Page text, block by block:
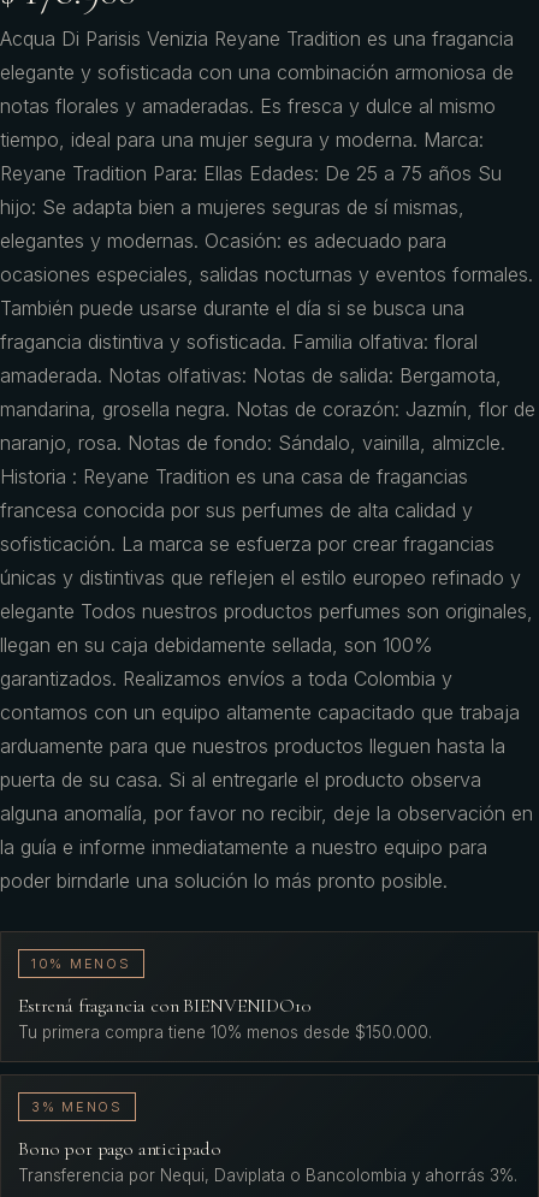
Acqua Di Parisis Venizia Reyane Tradition es una fragancia
elegante y sofisticada con una combinación armoniosa de
notas florales y amaderadas. Es fresca y dulce al mismo
tiempo, ideal para una mujer segura y moderna. Marca:
Reyane Tradition Para: Ellas Edades: De 25 a 75 años Su
hijo: Se adapta bien a mujeres seguras de sí mismas,
elegantes y modernas. Ocasión: es adecuado para
ocasiones especiales, salidas nocturnas y eventos formales.
También puede usarse durante el día si se busca una
fragancia distintiva y sofisticada. Familia olfativa: floral
amaderada. Notas olfativas: Notas de salida: Bergamota,
mandarina, grosella negra. Notas de corazón: Jazmín, flor de
naranjo, rosa. Notas de fondo: Sándalo, vainilla, almizcle.
Historia : Reyane Tradition es una casa de fragancias
francesa conocida por sus perfumes de alta calidad y
sofisticación. La marca se esfuerza por crear fragancias
únicas y distintivas que reflejen el estilo europeo refinado y
elegante Todos nuestros productos perfumes son originales,
llegan en su caja debidamente sellada, son 100%
garantizados. Realizamos envíos a toda Colombia y
contamos con un equipo altamente capacitado que trabaja
arduamente para que nuestros productos lleguen hasta la
puerta de su casa. Si al entregarle el producto observa
alguna anomalía, por favor no recibir, deje la observación en
la guía e informe inmediatamente a nuestro equipo para
poder birndarle una solución lo más pronto posible.
10% MENOS
Estrená fragancia con BIENVENIDO10
Tu primera compra tiene 10% menos desde $150.000.
3% MENOS
Bono por pago anticipado
Transferencia por Nequi, Daviplata o Bancolombia y ahorrás 3%.